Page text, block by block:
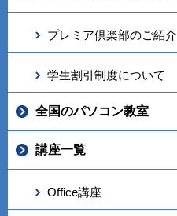
プレミア倶楽部のご紹介
学生割引制度について
全国のパソコン教室
講座一覧
Office講座